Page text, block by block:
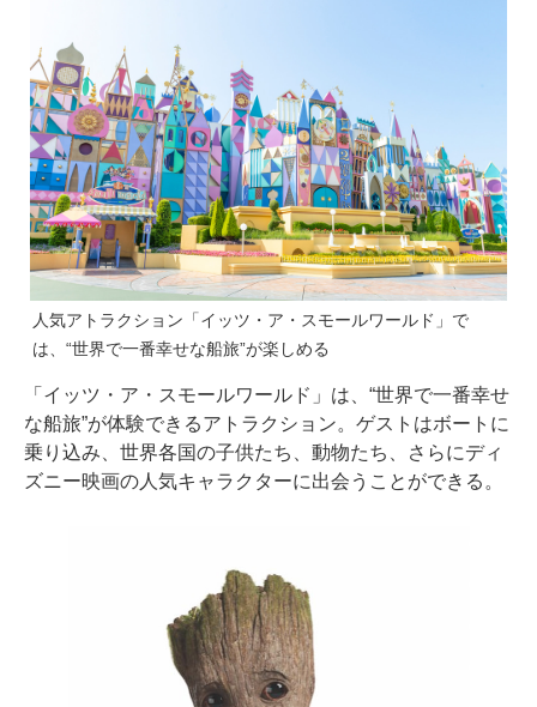
人気アトラクション「イッツ・ア・スモールワールド」で
は、“世界で一番幸せな船旅”が楽しめる
「イッツ・ア・スモールワールド」は、“世界で一番幸せ
な船旅”が体験できるアトラクション。ゲストはボートに
乗り込み、世界各国の子供たち、動物たち、さらにディ
ズニー映画の人気キャラクターに出会うことができる。